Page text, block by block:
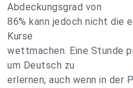
Abdeckungsgrad von
86% kann jedoch nicht die
Kurse
wettmachen. Eine Stunde
um Deutsch zu
erlernen, auch wenn in der